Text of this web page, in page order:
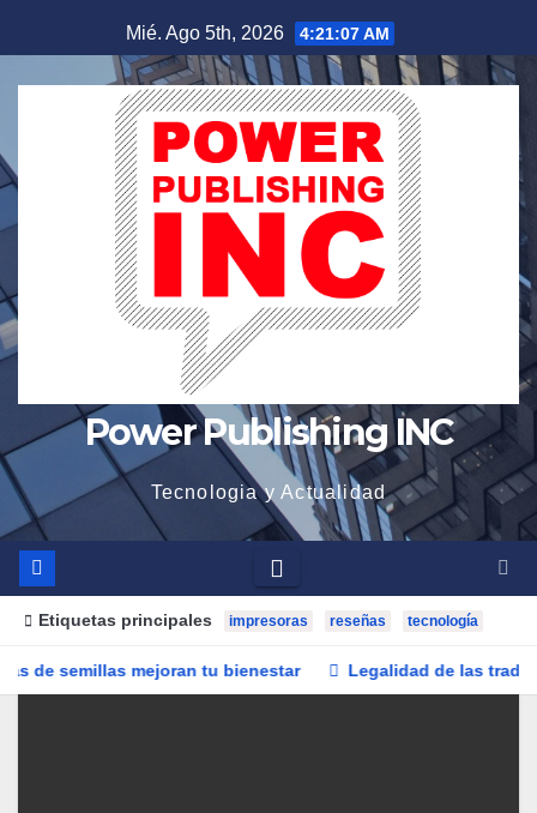
al
contenido
Mié. Ago 5th, 2026 4:21:08 AM
Power Publishing INC
Tecnologia y Actualidad
Etiquetas principales impresoras reseñas tecnología
mejoran tu bienestar Legalidad de las trading apps en